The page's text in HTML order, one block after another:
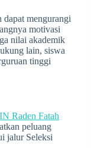
mengurangi
motivasi
nilai akademik
lain, siswa
tinggi
Raden Fatah
peluang
jalur Seleksi